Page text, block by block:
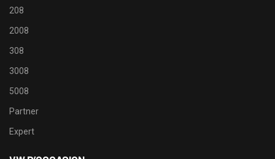
208
2008
308
3008
5008
Partner
Expert